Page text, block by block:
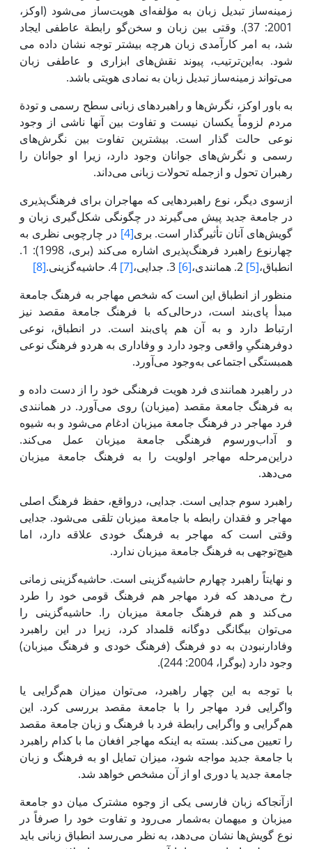
زمینه‌ساز تبدیل زبان به مؤلفه‌ای هویت‌ساز می‌شود (اوکز،
2001: 37). وقتی بین زبان و سخن‌گو رابطة عاطفی ایجاد
شد، به امر کارآمدی زبان هرچه بیشتر توجه نشان داده می
شود. به‌این‌ترتیب، پیوند نقش‌های ابزاری و عاطفی زبان
می‌تواند زمینه‌ساز تبدیل زبان به نمادی هویتی باشد.
به باور اوکز، نگرش‌ها و راهبردهای زبانی سطح رسمی و تودة
مردم لزوماً یکسان نیست و تفاوت بین آنها ناشی از وجود
نوعی حالت گذار است. بیشترین تفاوت بین نگرش‌های
رسمی و نگرش‌های جوانان وجود دارد، زیرا او جوانان را
رهبران تحول و ازجمله تحولات زبانی می‌داند.
ازسوی دیگر، نوع راهبردهایی که مهاجران برای فرهنگ‌پذیری
در جامعة جدید پیش می‌گیرند در چگونگی شکل‌گیری زبان و
گویش‌های آنان تأثیرگذار است. بری[4]
در چارچوبی نظری به
چهارنوع راهبرد فرهنگ‌پذیری اشاره می‌کند (بری، 1998): 1.
انطباق،[5]
[6]
[7]
[8]
منظور از انطباق این است که شخص مهاجر به فرهنگ جامعة
مبدأ پای‌بند است، درحالی‌که با فرهنگ جامعة مقصد نیز
ارتباط دارد و به آن هم پای‌بند است. در انطباق، نوعی
دوفرهنگیِ واقعی وجود دارد و وفاداری به هردو فرهنگ نوعی
همبستگی اجتماعی به‌وجود می‌آورد.
در راهبرد همانندی فرد هویت فرهنگی خود را از دست داده و
به فرهنگ جامعة مقصد (میزبان) روی می‌آورد. در همانندی
فرد مهاجر در فرهنگ جامعة میزبان ادغام می‌شود و به شیوه
و آداب‌ورسوم فرهنگی جامعة میزبان عمل می‌کند.
دراین‌مرحله مهاجر اولویت را به فرهنگ جامعة میزبان
می‌دهد.
راهبرد سوم جدایی است. جدایی، درواقع، حفظ فرهنگ اصلی
مهاجر و فقدان رابطه با جامعة میزبان تلقی می‌شود. جدایی
وقتی است که مهاجر به فرهنگ خودی علاقه دارد، اما
هیچ‌توجهی به فرهنگ جامعة میزبان ندارد.
و نهایتاً راهبرد چهارم حاشیه‌گزینی است. حاشیه‌گزینی زمانی
رخ می‌دهد که فرد مهاجر هم فرهنگ قومی خود را طرد
می‌کند و هم فرهنگ جامعة میزبان را. حاشیه‌گزینی را
می‌توان بیگانگی دوگانه قلمداد کرد، زیرا در این راهبرد
وفادارنبودن به دو فرهنگ (فرهنگ خودی و فرهنگ میزبان)
وجود دارد (بوگرا، 2004: 244).
با توجه به این چهار راهبرد، می‌توان میزان هم‌گرایی یا
واگرایی فرد مهاجر را با جامعة مقصد بررسی کرد. این
هم‌گرایی و واگرایی رابطة فرد با فرهنگ و زبان جامعة مقصد
را تعیین می‌کند. بسته به اینکه مهاجر افغان ما با کدام راهبرد
با جامعة جدید مواجه شود، میزان تمایل او به فرهنگ و زبان
جامعة جدید یا دوری او از آن مشخص خواهد شد.
ازآنجاکه زبان فارسی یکی از وجوه مشترک میان دو جامعة
میزبان و میهمان به‌شمار می‌رود و تفاوت خود را صرفاً در
نوع گویش‌ها نشان می‌دهد، به نظر می‌رسد انطباق زبانی باید